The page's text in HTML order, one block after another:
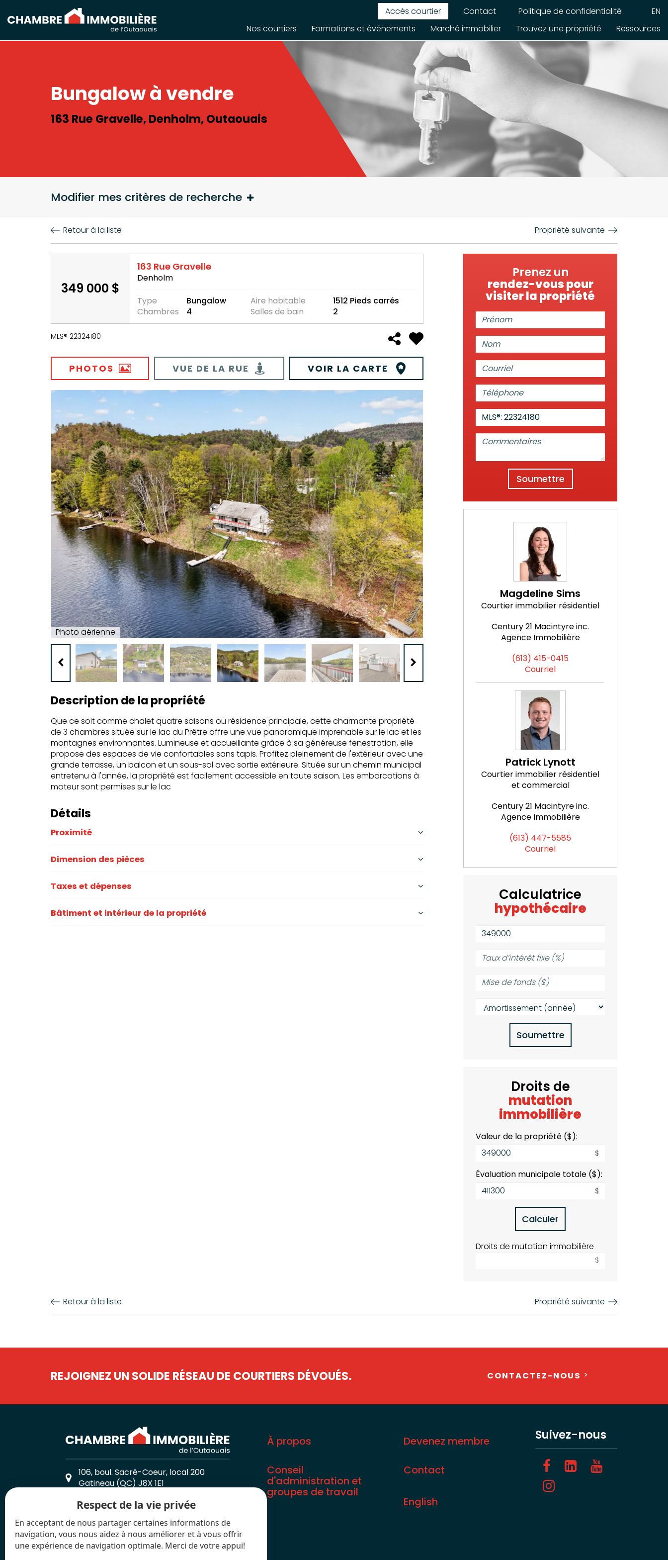
EN
Accès courtier Contact
Politique de confidentialité
Nos courtiers
Formations et événements Marché immobilier Trouvez une propriété Ressources
Bungalow à vendre
163 Rue Gravelle, Denholm, Outaouais
Modifier mes critères de recherche
Retour à la liste Propriété suivante
349 000 $
163 Rue Gravelle
Denholm
Type
Bungalow
Chambres
4
Aire habitable
1512 Pieds carrés
Salles de bain
2
MLS® 22324180
PHOTOS VUE DE LA RUE VOIR LA CARTE
Photo aérienne
Description de la propriété
Que ce soit comme chalet quatre saisons ou résidence principale, cette charmante propriété
de 3 chambres située sur le lac du Prêtre offre une vue panoramique imprenable sur le lac et les
montagnes environnantes. Lumineuse et accueillante grâce à sa généreuse fenestration, elle
propose des espaces de vie confortables sans tapis. Profitez pleinement de l'extérieur avec une
grande terrasse, un balcon et un sous-sol avec sortie extérieure. Située sur un chemin municipal
entretenu à l'année, la propriété est facilement accessible en toute saison. Les embarcations à
moteur sont permises sur le lac
Détails
Proximité
Dimension des pièces
Taxes et dépenses
Bâtiment et intérieur de la propriété
Prenez un
rendez-vous pour
visiter la propriété
Prénom:
Nom:
Courriel:
Téléphone:
MLS®: 22324180
Commentaires:
Soumettre
Magdeline Sims
Courtier immobilier résidentiel
Century 21 Macintyre inc.
Agence Immobilière
(613) 415-0415
Courriel
Patrick Lynott
Courtier immobilier résidentiel
et commercial
Century 21 Macintyre inc.
Agence Immobilière
(613) 447-5585
Courriel
Calculatrice
hypothécaire
Valeur
propriété
Taux
(%):
Mise
($):
Amortissement
(année):
Soumettre
Droits de
mutation
immobilière
Valeur de la propriété ($):
$
Évaluation municipale totale ($):
$
Calculer
Droits de mutation immobilière
$
Retour à la liste Propriété suivante
REJOIGNEZ UN SOLIDE RÉSEAU DE COURTIERS DÉVOUÉS. CONTACTEZ-NOUS
106, boul. Sacré-Coeur, local 200
Gatineau (QC) J8X 1E1
819-771-5221
819-771-8715
info@avecuncourtier.com
À propos
Conseil
d'administration et
groupes de travail
Devenez membre
Contact
English
Suivez-nous
Respect de la vie privée
En acceptant de nous partager certaines informations de
navigation, vous nous aidez à nous améliorer et à vous offrir
une expérience de navigation optimale. Merci de votre appui!